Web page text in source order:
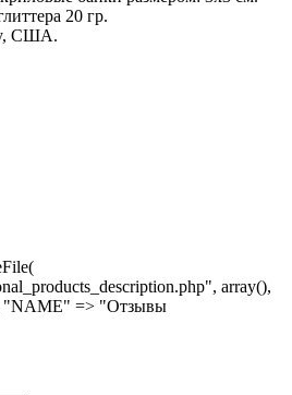
20 гр.
США.
array(),
"NAME" => "Отзывы